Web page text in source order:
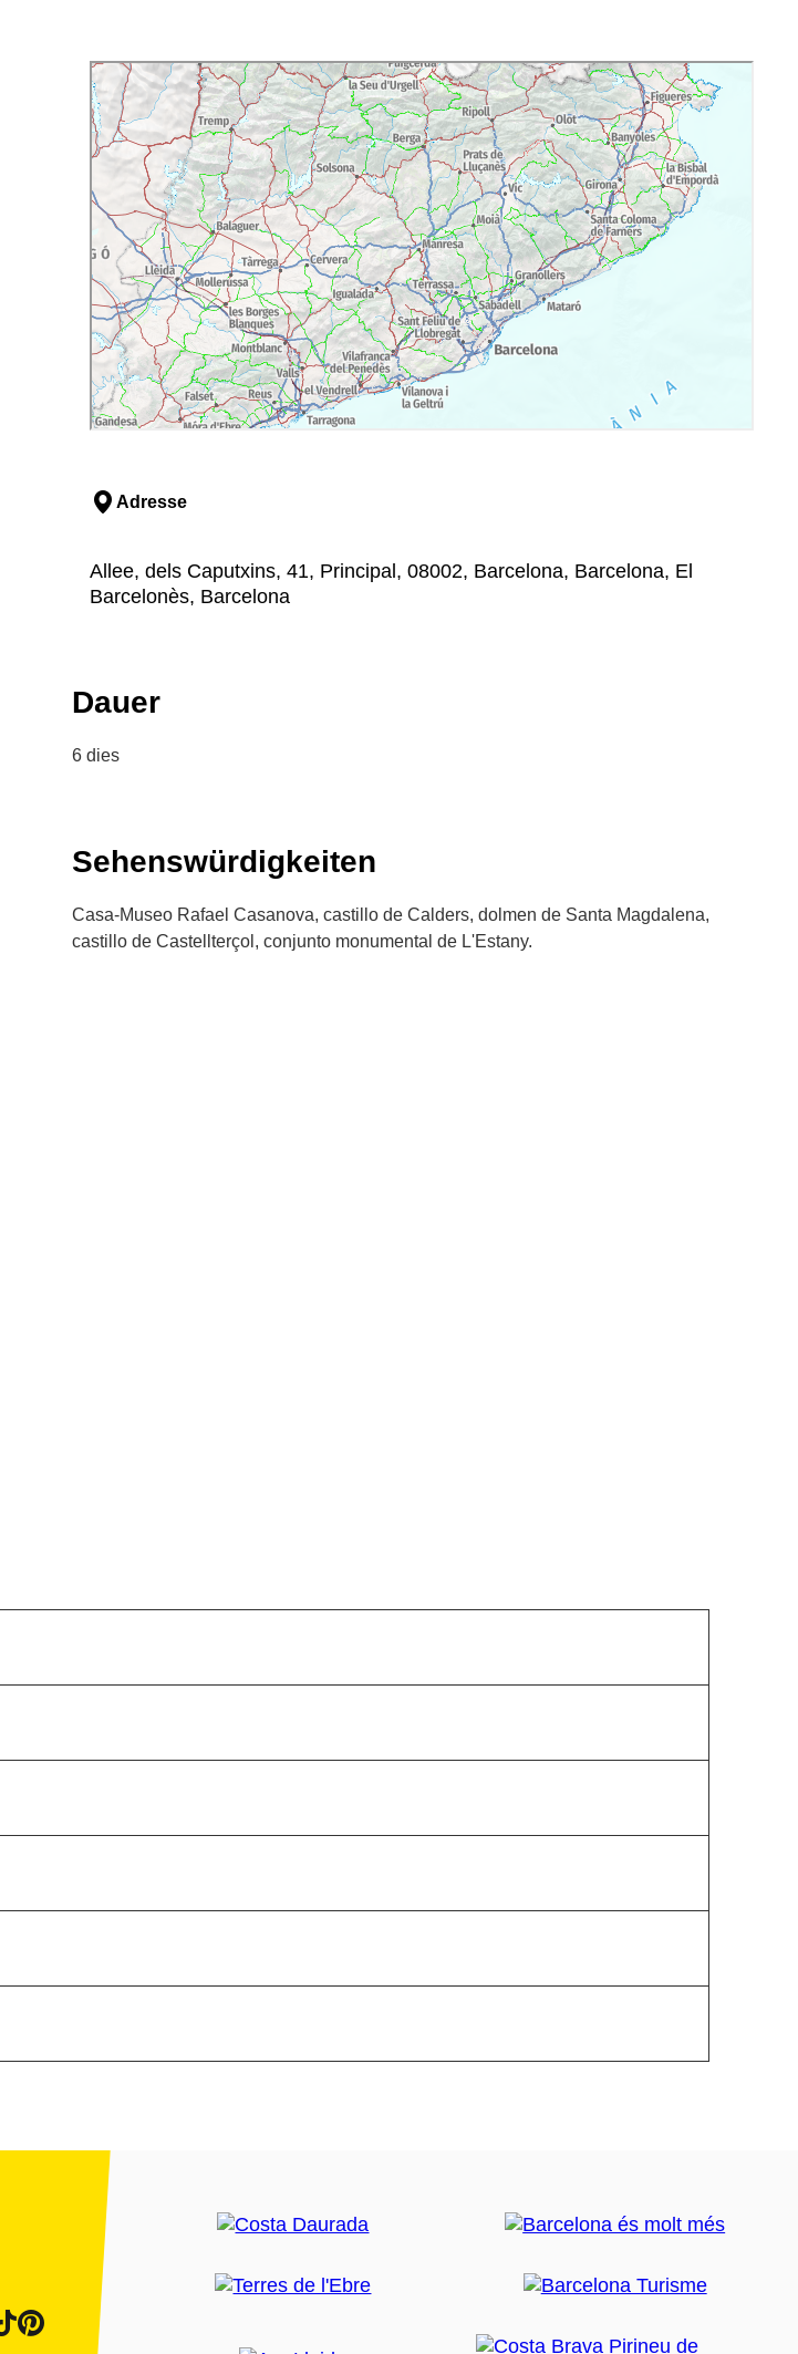
Adresse
Allee, dels Caputxins, 41, Principal, 08002, Barcelona, Barcelona, El
Barcelonès, Barcelona
Dauer
6 dies
Sehenswürdigkeiten
Casa-Museo Rafael Casanova, castillo de Calders, dolmen de Santa Magdalena,
castillo de Castellterçol, conjunto monumental de L'Estany.